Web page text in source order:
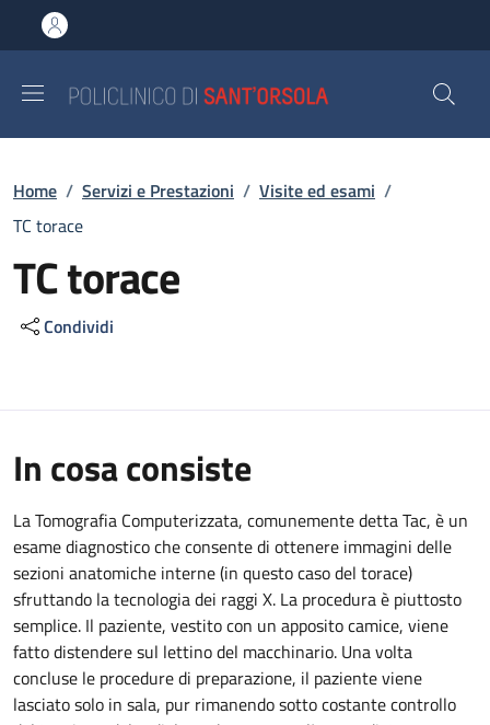
al contenuto principale
to footer content
Briciole di pane
Home / Servizi e Prestazioni / Visite ed esami /
TC torace
TC torace
Condividi
In cosa consiste
La Tomografia Computerizzata, comunemente detta Tac, è un
esame diagnostico che consente di ottenere immagini delle
sezioni anatomiche interne (in questo caso del torace)
sfruttando la tecnologia dei raggi X. La procedura è piuttosto
semplice. Il paziente, vestito con un apposito camice, viene
fatto distendere sul lettino del macchinario. Una volta
concluse le procedure di preparazione, il paziente viene
lasciato solo in sala, pur rimanendo sotto costante controllo